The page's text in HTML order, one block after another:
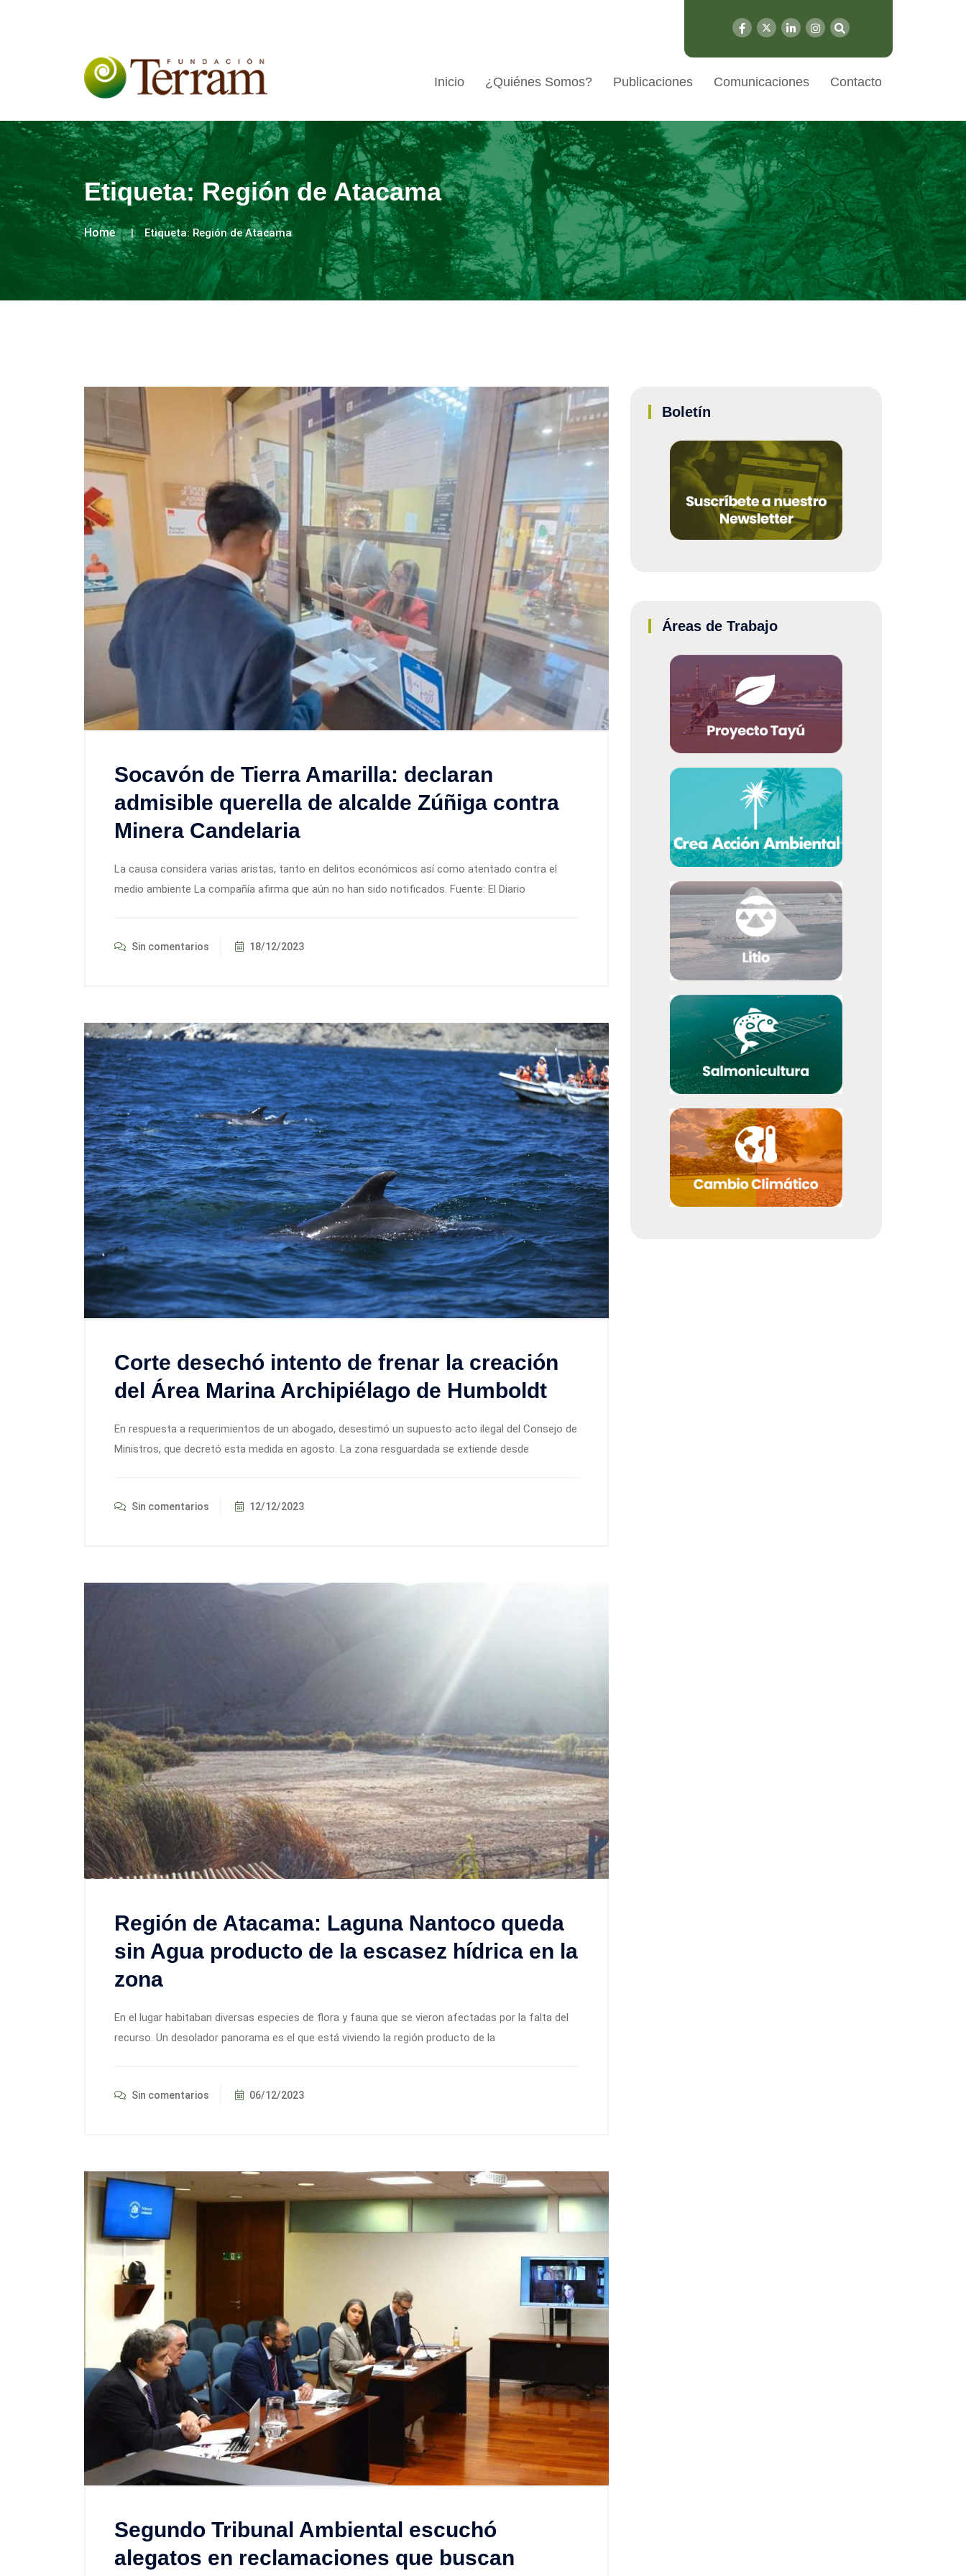
Inicio ¿Quiénes Somos? Publicaciones Comunicaciones Contacto
Etiqueta:Región de Atacama
Home Etiqueta:Región de Atacama
Socavón de Tierra Amarilla: declaran
admisible querella de alcalde Zúñiga contra
Minera Candelaria
La causa considera varias aristas, tanto en delitos económicos así como atentado contra el
medio ambiente La compañía afirma que aún no han sido notificados. Fuente: El Diario
Sin comentarios 18/12/2023
Corte desechó intento de frenar la creación
del Área Marina Archipiélago de Humboldt
En respuesta a requerimientos de un abogado, desestimó un supuesto acto ilegal del Consejo de
Ministros, que decretó esta medida en agosto. La zona resguardada se extiende desde
Sin comentarios 12/12/2023
Región de Atacama: Laguna Nantoco queda
sin Agua producto de la escasez hídrica en la
zona
En el lugar habitaban diversas especies de flora y fauna que se vieron afectadas por la falta del
recurso. Un desolador panorama es el que está viviendo la región producto de la
Sin comentarios 06/12/2023
Segundo Tribunal Ambiental escuchó
alegatos en reclamaciones que buscan
Boletín
Áreas de Trabajo